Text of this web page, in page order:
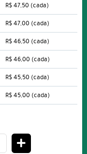
R$ 47,50 (cada)
R$ 47,00 (cada)
R$ 46,50 (cada)
R$ 46,00 (cada)
R$ 45,50 (cada)
R$ 45,00 (cada)